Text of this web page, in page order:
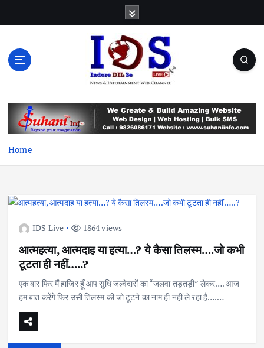
t
Home
IDS Live 1864 views
आत्महत्या, आत्मदाह या हत्या…? ये कैसा तिलस्म….जो कभी
टूटता ही नहीं…..?
एक बार फिर मैं हाज़िर हूँ आप सुधि जल्वेदारों का “जलवा तड़तड़ी” लेकर…. आज
हम बात करेंगे फिर उसी तिलस्म की जो टूटने का नाम ही नहीं ले रहा है….…